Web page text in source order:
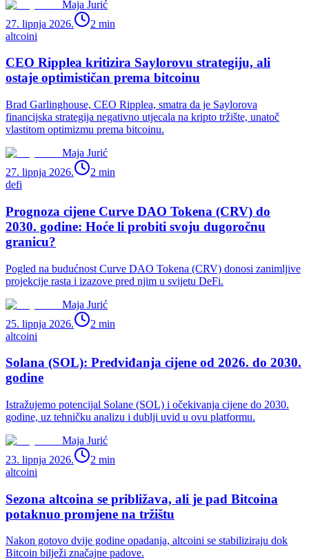
Maja Jurić
27. lipnja 2026.
2 min
altcoini
CEO Ripplea kritizira Saylorovu strategiju, ali
ostaje optimističan prema bitcoinu
Brad Garlinghouse, CEO Ripplea, smatra da je Saylorova
financijska strategija negativno utjecala na kripto tržište, unatoč
vlastitom optimizmu prema bitcoinu.
Maja Jurić
27. lipnja 2026.
2 min
defi
Prognoza cijene Curve DAO Tokena (CRV) do
2030. godine: Hoće li probiti svoju dugoročnu
granicu?
Pogled na budućnost Curve DAO Tokena (CRV) donosi zanimljive
projekcije rasta i izazove pred njim u svijetu DeFi.
Maja Jurić
25. lipnja 2026.
2 min
altcoini
Solana (SOL): Predviđanja cijene od 2026. do 2030.
godine
Istražujemo potencijal Solane (SOL) i očekivanja cijene do 2030.
godine, uz tehničku analizu i dublji uvid u ovu platformu.
Maja Jurić
23. lipnja 2026.
2 min
altcoini
Sezona altcoina se približava, ali je pad Bitcoina
potaknuo promjene na tržištu
Nakon gotovo dvije godine opadanja, altcoini se stabiliziraju dok
Bitcoin bilježi značajne padove.